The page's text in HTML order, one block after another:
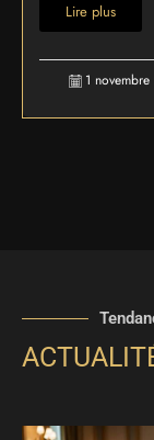
Lire plus
1